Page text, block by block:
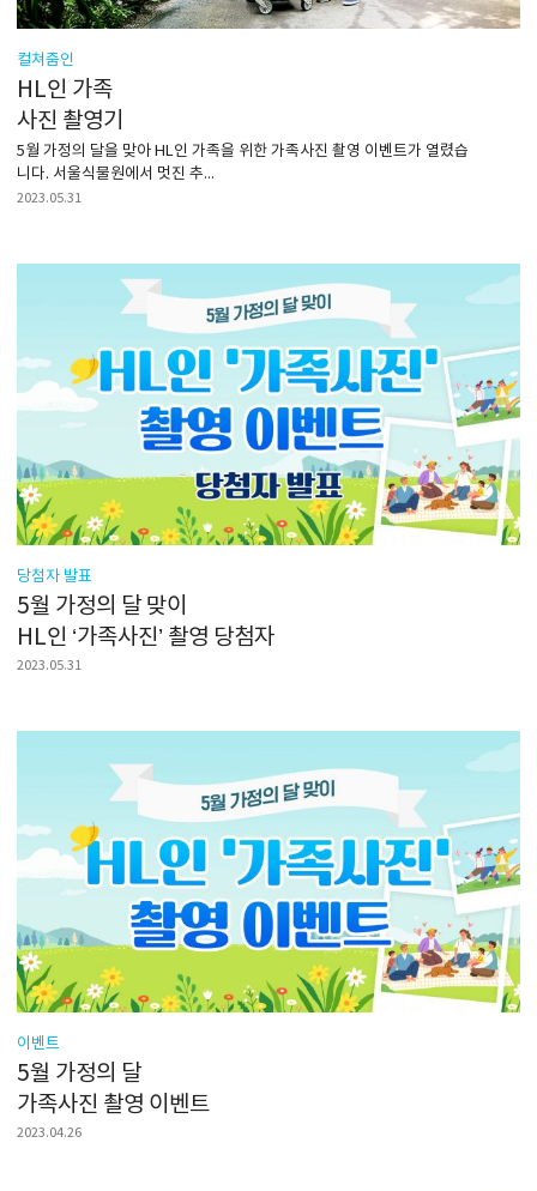
컬쳐줌인
HL인 가족
사진 촬영기
5월 가정의 달을 맞아 HL인 가족을 위한 가족사진 촬영 이벤트가 열렸습
니다. 서울식물원에서 멋진 추...
2023.05.31
당첨자 발표
5월 가정의 달 맞이
HL인 ‘가족사진’ 촬영 당첨자
2023.05.31
이벤트
5월 가정의 달
가족사진 촬영 이벤트
2023.04.26